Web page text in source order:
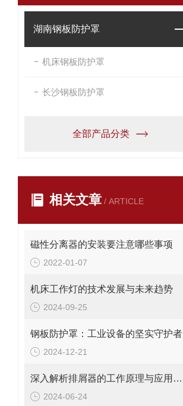
湖南钢板防护罩
机床钢板防护罩
长沙钢板防护罩
全部产品分类
相关文章 / ARTICLE
磁性分离器的安装要注意哪些事项
2022-01-07
机床工作灯的技术发展与未来趋势
2024-09-25
钢板防护罩：工业设备的坚实守护者
2024-12-21
深入解析排屑器的工作原理与应用价值
2024-06-24